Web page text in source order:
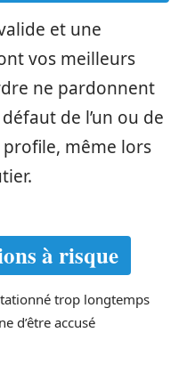
et une
vos meilleurs
ne pardonnent
de l’un ou de
profile, même lors
à risque
trop longtemps
d’être accusé